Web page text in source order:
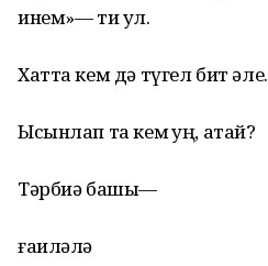
инем»— ти ул.
Хатта кем дә түгел бит әле.
Ысынлап та кем һуң, атай?
Тәрбиә башы—
ғаиләлә